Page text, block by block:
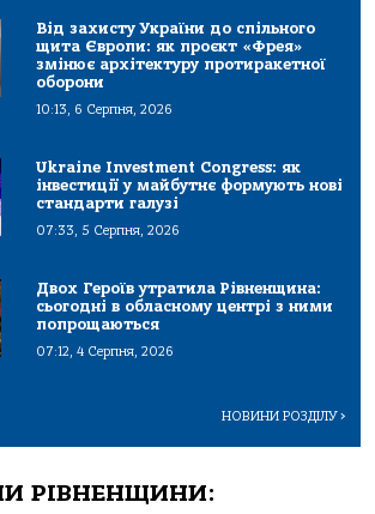
Від захисту України до спільного
щита Європи: як проєкт «Фрея»
змінює архітектуру протиракетної
оборони
10:13, 6 Серпня, 2026
Ukraine Investment Congress: як
інвестиції у майбутнє формують нові
стандарти галузі
07:33, 5 Серпня, 2026
Двох Героїв утратила Рівненщина:
сьогодні в обласному центрі з ними
попрощаються
07:12, 4 Серпня, 2026
НОВИНИ РОЗДІЛУ>
РІВНЕНЩИНИ: